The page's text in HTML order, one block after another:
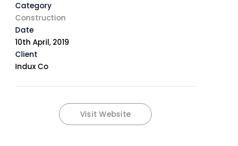
Category
Construction
Date
10th April, 2019
Client
Indux Co
Visit Website